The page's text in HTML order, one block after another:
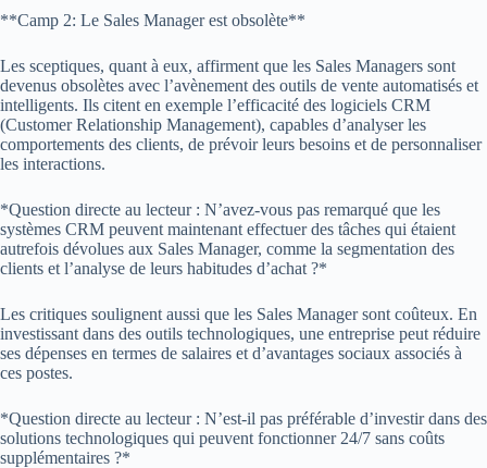
**Camp 2: Le Sales Manager est obsolète**
Les sceptiques, quant à eux, affirment que les Sales Managers sont
devenus obsolètes avec l’avènement des outils de vente automatisés et
intelligents. Ils citent en exemple l’efficacité des logiciels CRM
(Customer Relationship Management), capables d’analyser les
comportements des clients, de prévoir leurs besoins et de personnaliser
les interactions.
*Question directe au lecteur : N’avez-vous pas remarqué que les
systèmes CRM peuvent maintenant effectuer des tâches qui étaient
autrefois dévolues aux Sales Manager, comme la segmentation des
clients et l’analyse de leurs habitudes d’achat ?*
Les critiques soulignent aussi que les Sales Manager sont coûteux. En
investissant dans des outils technologiques, une entreprise peut réduire
ses dépenses en termes de salaires et d’avantages sociaux associés à
ces postes.
*Question directe au lecteur : N’est-il pas préférable d’investir dans des
solutions technologiques qui peuvent fonctionner 24/7 sans coûts
supplémentaires ?*